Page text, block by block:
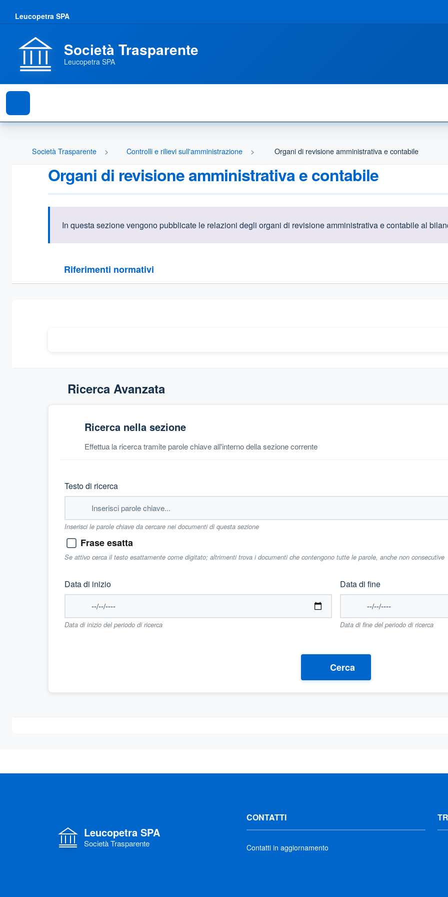
Leucopetra SPA
Società Trasparente
Leucopetra SPA
Società Trasparente Controlli e rilievi sull'amministrazione Organi di revisione amministrativa e contabile
Organi di revisione amministrativa e contabile
Informazioni introduttive
In questa sezione vengono pubblicate le relazioni degli organi di revisione amministrativa e contabile al
Riferimenti normativi
Sezione compressa
Ricerca Avanzata
Ricerca nella sezione
Effettua la ricerca tramite parole chiave all'interno della sezione corrente
Testo di ricerca
Inserisci le parole chiave da cercare nei documenti di questa sezione
Frase esatta
Se attivo cerca il testo esattamente come digitato; altrimenti trova i documenti che contengono tutte le parole, anche non consecutive
Data di inizio
Data di inizio del periodo di ricerca
Data di fine
Data di fine del periodo di ricerca
Cerca
Leucopetra SPA
Società Trasparente
CONTATTI
Contatti in aggiornamento